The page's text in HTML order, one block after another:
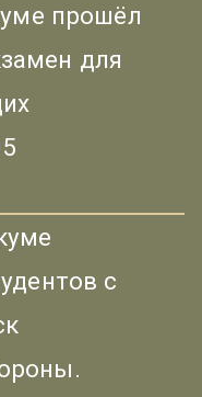
прошёл
для
с